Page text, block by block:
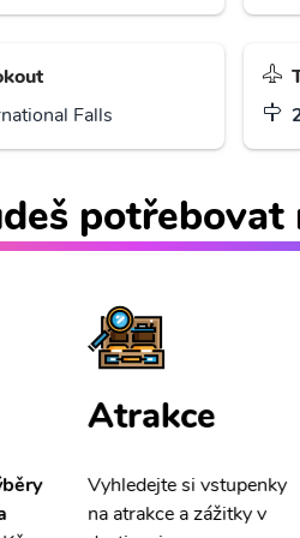
Falls
potřebovat
Atrakce
Vyhledejte si vstupenky
na atrakce a zážitky v